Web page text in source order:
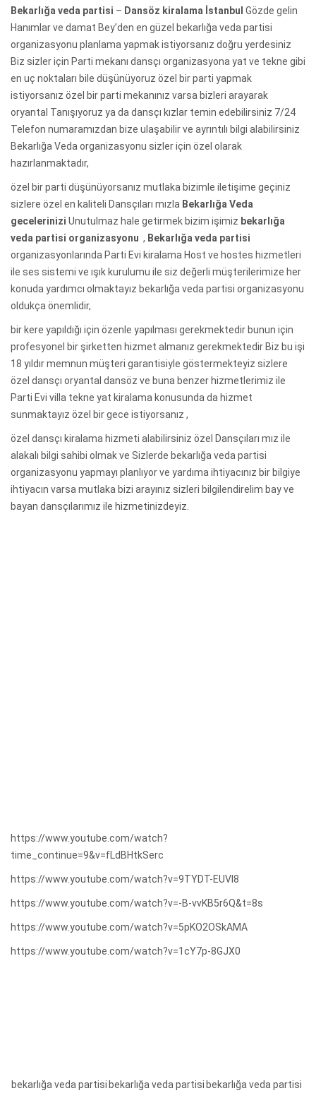
Bekarlığa veda partisi – Dansöz kiralama İstanbul Gözde gelin
Hanımlar ve damat Bey’den en güzel bekarlığa veda partisi
organizasyonu planlama yapmak istiyorsanız doğru yerdesiniz
Biz sizler için Parti mekanı dansçı organizasyona yat ve tekne gibi
en uç noktaları bile düşünüyoruz özel bir parti yapmak
istiyorsanız özel bir parti mekanınız varsa bizleri arayarak
oryantal Tanışıyoruz ya da dansçı kızlar temin edebilirsiniz 7/24
Telefon numaramızdan bize ulaşabilir ve ayrıntılı bilgi alabilirsiniz
Bekarlığa Veda organizasyonu sizler için özel olarak
hazırlanmaktadır,
özel bir parti düşünüyorsanız mutlaka bizimle iletişime geçiniz
sizlere özel en kaliteli Dansçıları mızla Bekarlığa Veda
gecelerinizi Unutulmaz hale getirmek bizim işimiz bekarlığa
veda partisi organizasyonu , Bekarlığa veda partisi
organizasyonlarında Parti Evi kiralama Host ve hostes hizmetleri
ile ses sistemi ve ışık kurulumu ile siz değerli müşterilerimize her
konuda yardımcı olmaktayız bekarlığa veda partisi organizasyonu
oldukça önemlidir,
bir kere yapıldığı için özenle yapılması gerekmektedir bunun için
profesyonel bir şirketten hizmet almanız gerekmektedir Biz bu işi
18 yıldır memnun müşteri garantisiyle göstermekteyiz sizlere
özel dansçı oryantal dansöz ve buna benzer hizmetlerimiz ile
Parti Evi villa tekne yat kiralama konusunda da hizmet
sunmaktayız özel bir gece istiyorsanız ,
özel dansçı kiralama hizmeti alabilirsiniz özel Dansçıları mız ile
alakalı bilgi sahibi olmak ve Sizlerde bekarlığa veda partisi
organizasyonu yapmayı planlıyor ve yardıma ihtiyacınız bir bilgiye
ihtiyacın varsa mutlaka bizi arayınız sizleri bilgilendirelim bay ve
bayan dansçılarımız ile hizmetinizdeyiz.
https://www.youtube.com/watch?
time_continue=9&v=fLdBHtkSerc
https://www.youtube.com/watch?v=9TYDT-EUVl8
https://www.youtube.com/watch?v=-B-vvKB5r6Q&t=8s
https://www.youtube.com/watch?v=5pKO2OSkAMA
https://www.youtube.com/watch?v=1cY7p-8GJX0
bekarlığa veda partisi bekarlığa veda partisi bekarlığa veda partisi